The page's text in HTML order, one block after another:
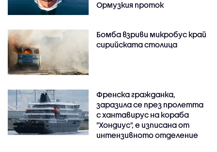
Ормузкия проток
Бомба взриви микробус край
сирийската столица
Френска гражданка,
заразила се през пролетта
с хантавирус на кораба
"Хондиус", е изписана от
интензивното отделение